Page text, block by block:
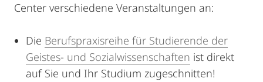
Center verschiedene Veranstaltungen an:
Die Berufspraxisreihe für Studierende der
Geistes- und Sozialwissenschaften ist direkt
auf Sie und Ihr Studium zugeschnitten!